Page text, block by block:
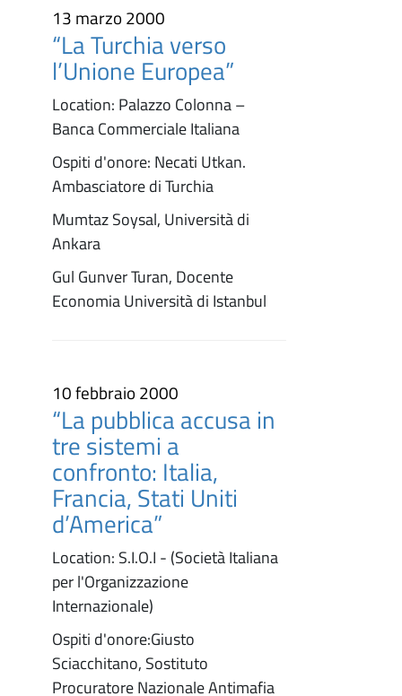
13 marzo 2000
“La Turchia verso
l’Unione Europea”
Location: Palazzo Colonna –
Banca Commerciale Italiana
Ospiti d'onore: Necati Utkan.
Ambasciatore di Turchia
Mumtaz Soysal, Università di
Ankara
Gul Gunver Turan, Docente
Economia Università di Istanbul
10 febbraio 2000
“La pubblica accusa in
tre sistemi a
confronto: Italia,
Francia, Stati Uniti
d’America”
Location: S.I.O.I - (Società Italiana
per l'Organizzazione
Internazionale)
Ospiti d'onore:Giusto
Sciacchitano, Sostituto
Procuratore Nazionale Antimafia